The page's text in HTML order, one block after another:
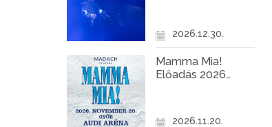
2026.12.30.
Mamma Mia!
Előadás 2026
2026.11.20.